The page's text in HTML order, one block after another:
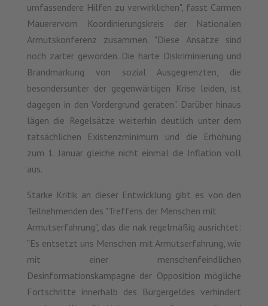
umfassendere Hilfen zu verwirklichen", fasst Carmen
Mauerervom Koordinierungskreis der Nationalen
Armutskonferenz zusammen. "Diese Ansätze sind
noch zarter geworden. Die harte Diskriminierung und
Brandmarkung von sozial Ausgegrenzten, die
besondersunter der gegenwärtigen Krise leiden, ist
dagegen in den Vordergrund geraten". Darüber hinaus
lägen die Regelsätze weiterhin deutlich unter dem
tatsächlichen Existenzminimum und die Erhöhung
zum 1. Januar gleiche nicht einmal die Inflation voll
aus.
Starke Kritik an dieser Entwicklung gibt es von den
Teilnehmenden des "Treffens der Menschen mit
Armutserfahrung", das die nak regelmäßig ausrichtet:
"Es entsetzt uns Menschen mit Armutserfahrung, wie
mit einer menschenfeindlichen
Desinformationskampagne der Opposition mögliche
Fortschritte innerhalb des Bürgergeldes verhindert